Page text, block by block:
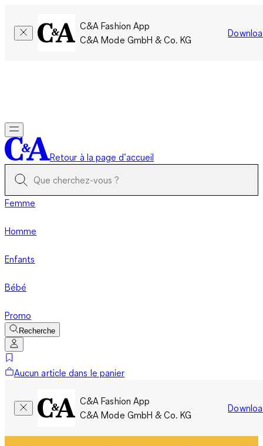
C&A Fashion App
C&A Mode GmbH & Co. KG
Retour à la page d’accueil
Femme
Homme
Enfants
Bébé
Promo
Recherche
Aucun article dans le panier
C&A Fashion App
C&A Mode GmbH & Co. KG